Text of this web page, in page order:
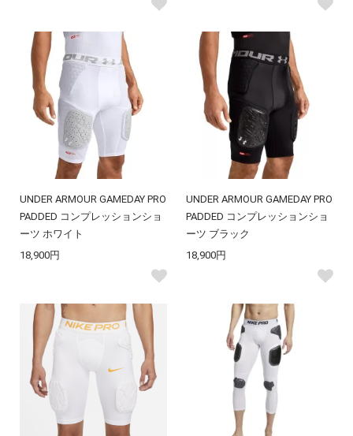
UNDER ARMOUR GAMEDAY PRO
PADDED コンプレッションショ
ーツ ホワイト
18,900円
UNDER ARMOUR GAMEDAY PRO
PADDED コンプレッションショ
ーツ ブラック
18,900円